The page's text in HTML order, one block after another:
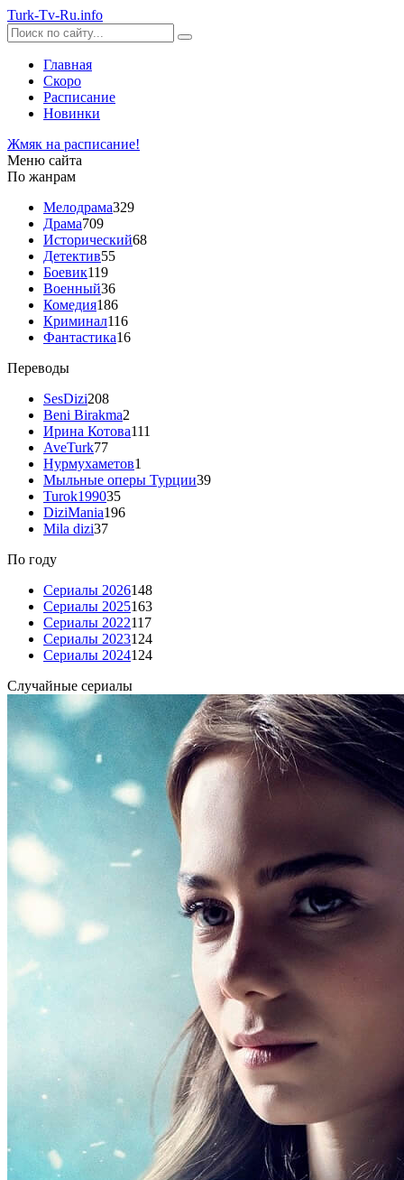
Turk-Tv-Ru.info
Главная
Скоро
Расписание
Новинки
Жмяк на расписание!
Меню сайта
По жанрам
Мелодрама329
Драма709
Исторический68
Детектив55
Боевик119
Военный36
Комедия186
Криминал116
Фантастика16
Переводы
SesDizi208
Beni Birakma2
Ирина Котова111
AveTurk77
Нурмухаметов1
Мыльные оперы Турции39
Turok199035
DiziMania196
Mila dizi37
По году
Сериалы 2026148
Сериалы 2025163
Сериалы 2022117
Сериалы 2023124
Сериалы 2024124
Случайные сериалы